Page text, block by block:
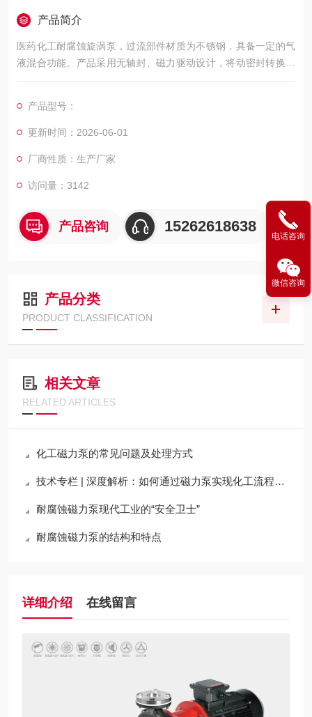
产品简介
医药化工耐腐蚀旋涡泵，过流部件材质为不锈钢，具备一定的气
液混合功能。产品采用无轴封、磁力驱动设计，将动密封转换为
静密封，实现泵浦在深冷和高温工况下的安全性和稳定性
产品型号：
更新时间：2026-06-01
厂商性质：生产厂家
访问量：3142
产品咨询 15262618638
产品分类
PRODUCT CLASSIFICATION
相关文章
RELATED ARTICLES
化工磁力泵的常见问题及处理方式
技术专栏 | 深度解析：如何通过磁力泵实现化工流程的“零泄漏”与高可靠性运行
耐腐蚀磁力泵现代工业的“安全卫士”
耐腐蚀磁力泵的结构和特点
详细介绍 在线留言
电话咨询
微信咨询